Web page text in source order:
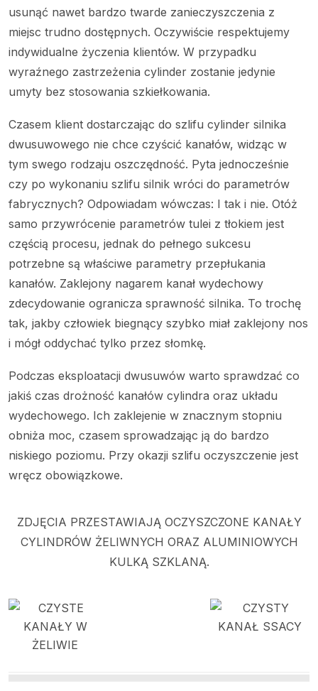
usunąć nawet bardzo twarde zanieczyszczenia z
miejsc trudno dostępnych. Oczywiście respektujemy
indywidualne życzenia klientów. W przypadku
wyraźnego zastrzeżenia cylinder zostanie jedynie
umyty bez stosowania szkiełkowania.
Czasem klient dostarczając do szlifu cylinder silnika
dwusuwowego nie chce czyścić kanałów, widząc w
tym swego rodzaju oszczędność. Pyta jednocześnie
czy po wykonaniu szlifu silnik wróci do parametrów
fabrycznych? Odpowiadam wówczas: I tak i nie. Otóż
samo przywrócenie parametrów tulei z tłokiem jest
częścią procesu, jednak do pełnego sukcesu
potrzebne są właściwe parametry przepłukania
kanałów. Zaklejony nagarem kanał wydechowy
zdecydowanie ogranicza sprawność silnika. To trochę
tak, jakby człowiek biegnący szybko miał zaklejony nos
i mógł oddychać tylko przez słomkę.
Podczas eksploatacji dwusuwów warto sprawdzać co
jakiś czas drożność kanałów cylindra oraz układu
wydechowego. Ich zaklejenie w znacznym stopniu
obniża moc, czasem sprowadzając ją do bardzo
niskiego poziomu. Przy okazji szlifu oczyszczenie jest
wręcz obowiązkowe.
ZDJĘCIA PRZESTAWIAJĄ OCZYSZCZONE KANAŁY
CYLINDRÓW ŻELIWNYCH ORAZ ALUMINIOWYCH
KULKĄ SZKLANĄ.